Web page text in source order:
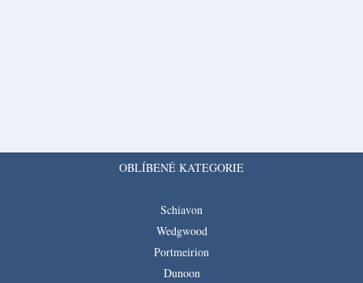
OBLÍBENÉ KATEGORIE
Schiavon
Wedgwood
Portmeirion
Dunoon